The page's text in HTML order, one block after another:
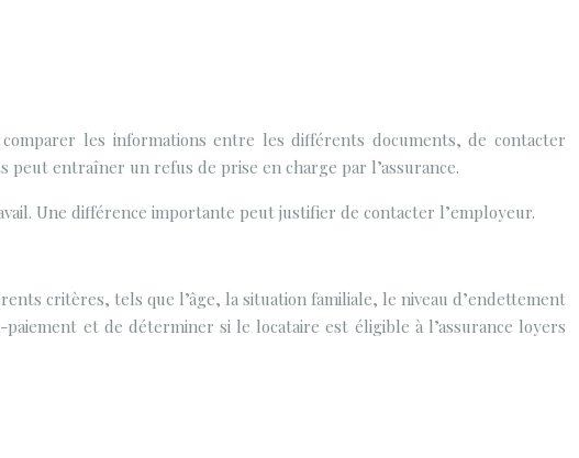
les informations entre les différents documents, de contacter
entraîner un refus de prise en charge par l’assurance.
Une différence importante peut justifier de contacter l’employeur.
critères, tels que l’âge, la situation familiale, le niveau d’endettement
et de déterminer si le locataire est éligible à l’assurance loyers